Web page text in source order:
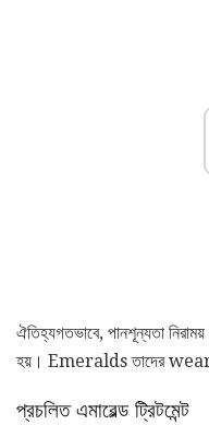
ঐতিহ্যগতভাবে, পানশূন্যতা
হয়। Emeralds তাদের
প্রচলিত এমারেল্ড ট্রিটমেন্ট